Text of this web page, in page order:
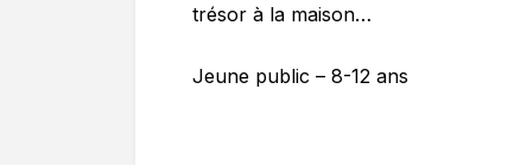
trésor à la maison…
Jeune public – 8-12 ans